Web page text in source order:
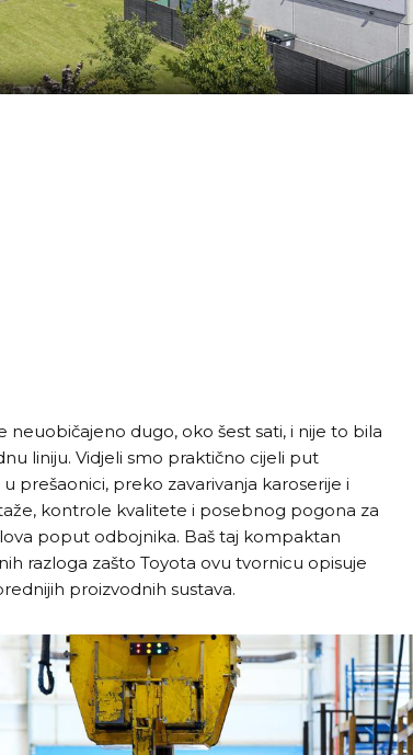
neuobičajeno dugo, oko šest sati, i nije to bila
liniju. Vidjeli smo praktično cijeli put
prešaonici, preko zavarivanja karoserije i
kontrole kvalitete i posebnog pogona za
poput odbojnika. Baš taj kompaktan
razloga zašto Toyota ovu tvornicu opisuje
proizvodnih sustava.